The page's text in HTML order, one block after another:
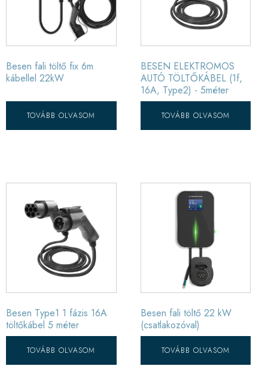
Besen fali töltő fix 6m
kábellel 22kW
TOVÁBB OLVASOM
BESEN ELEKTROMOS
AUTÓ TÖLTŐKÁBEL (1f,
16A, Type2) - 5méter
TOVÁBB OLVASOM
Besen Type1 1 fázis 16A
töltőkábel 5 méter
TOVÁBB OLVASOM
Besen fali töltő 22 kW
(csatlakozóval)
TOVÁBB OLVASOM